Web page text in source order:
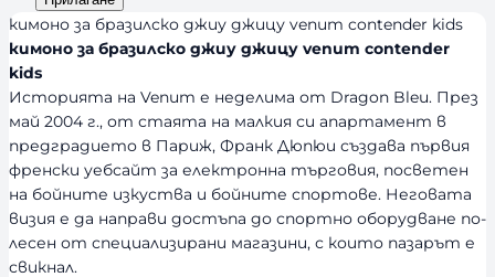
s
и
ч
н
о
с
т
кимоно за бразилско джиу джицу venum contender kids
кимоно за бразилско джиу джицу venum contender
kids
Историята на Venum е неделима от Dragon Bleu. През
май 2004 г., от стаята на малкия си апартамент в
предградието в Париж, Франк Дюпюи създава първия
френски уебсайт за електронна търговия, посветен
на бойните изкуства и бойните спортове. Неговата
визия е да направи достъпа до спортно оборудване по-
лесен от специализирани магазини, с които пазарът е
свикнал.